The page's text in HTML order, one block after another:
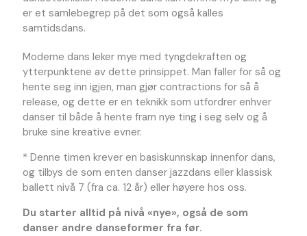
er et samlebegrep på det som også kalles
samtidsdans.
Moderne dans leker mye med tyngdekraften og
ytterpunktene av dette prinsippet. Man faller for så og
hente seg inn igjen, man gjør contractions for så å
release, og dette er en teknikk som utfordrer enhver
danser til både å hente fram nye ting i seg selv og å
bruke sine kreative evner.
* Denne timen krever en basiskunnskap innenfor dans,
og tilbys de som enten danser jazzdans eller klassisk
ballett nivå 7 (fra ca. 12 år) eller høyere hos oss.
Du starter alltid på nivå «nye», også de som
danser andre danseformer fra før.